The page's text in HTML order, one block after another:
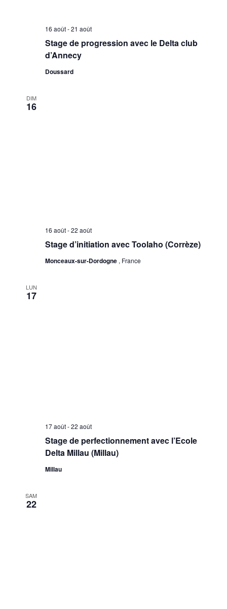
Stage de progression avec le Delta club
d’Annecy
16 août-21 août
Doussard
DIM
16
Stage d’initiation avec Toolaho (Corrèze)
16 août-22 août
Monceaux-sur-Dordogne , France
LUN
17
Stage de perfectionnement avec l’Ecole
Delta Millau (Millau)
17 août-22 août
Millau
SAM
22